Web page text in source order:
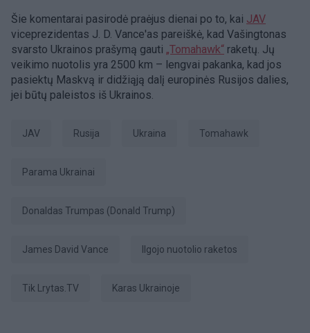
Šie komentarai pasirodė praėjus dienai po to, kai JAV
viceprezidentas J. D. Vance'as pareiškė, kad Vašingtonas
svarsto Ukrainos prašymą gauti „Tomahawk“ raketų. Jų
veikimo nuotolis yra 2500 km – lengvai pakanka, kad jos
pasiektų Maskvą ir didžiąją dalį europinės Rusijos dalies,
jei būtų paleistos iš Ukrainos.
JAV Rusija Ukraina Tomahawk
parama Ukrainai
Donaldas Trumpas (Donald Trump)
James David Vance ilgojo nuotolio raketos
tik Lrytas.TV karas Ukrainoje